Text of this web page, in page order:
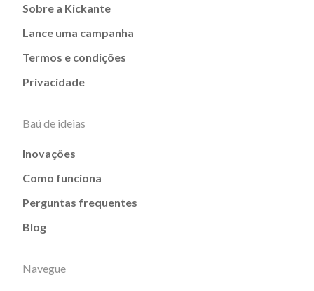
Sobre a Kickante
Lance uma campanha
Termos e condições
Privacidade
Baú de ideias
Inovações
Como funciona
Perguntas frequentes
Blog
Navegue